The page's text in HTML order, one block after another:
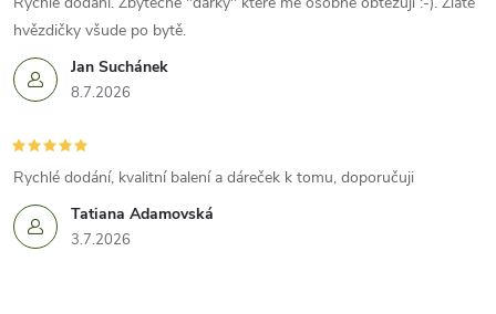
Jan Suchánek
8.7.2026
hvězdičky všude po bytě.
Tatiana Adamovská
3.7.2026
Rychlé dodání, kvalitní balení a dáreček k tomu, doporučuji